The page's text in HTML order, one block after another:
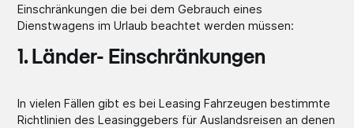
Einschränkungen die bei dem Gebrauch eines
Dienstwagens im Urlaub beachtet werden müssen:
1. Länder- Einschränkungen
In vielen Fällen gibt es bei Leasing Fahrzeugen bestimmte
Richtlinien des Leasinggebers für Auslandsreisen an denen